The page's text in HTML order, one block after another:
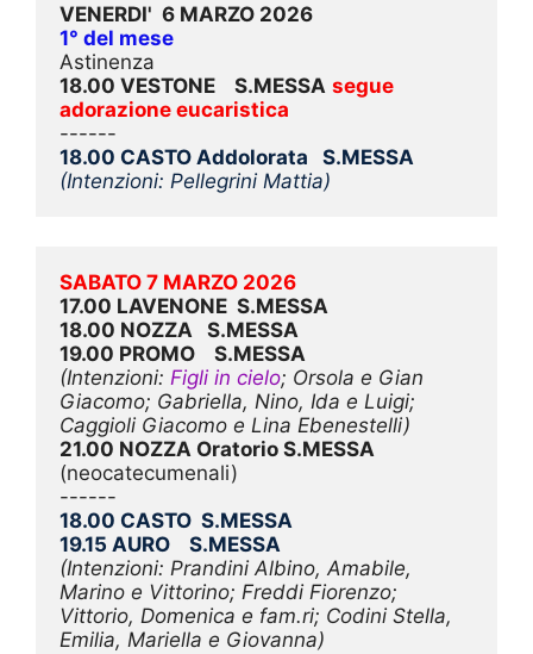
VENERDI'  6 MARZO 2026
1° del mese
Astinenza
18.00 VESTONE    S.MESSA segue
adorazione eucaristica
------
18.00 CASTO Addolorata   S.MESSA
(Intenzioni: Pellegrini Mattia)
SABATO 7 MARZO 2026
17.00 LAVENONE  S.MESSA
18.00 NOZZA   S.MESSA
19.00 PROMO    S.MESSA
(Intenzioni: Figli in cielo; Orsola e Gian
Giacomo; Gabriella, Nino, Ida e Luigi;
Caggioli Giacomo e Lina Ebenestelli)
(neocatecumenali)
------
18.00 CASTO  S.MESSA
19.15 AURO    S.MESSA
(Intenzioni: Prandini Albino, Amabile,
Marino e Vittorino; Freddi Fiorenzo;
Vittorio, Domenica e fam.ri; Codini Stella,
Emilia, Mariella e Giovanna)